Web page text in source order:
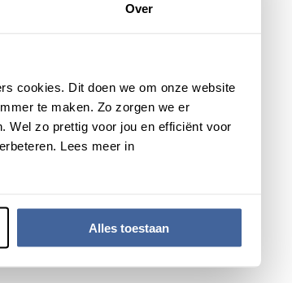
Over
cookies. Dit doen we om onze website
te maken. Zo zorgen we er
Wel zo prettig voor jou en efficiënt voor
Lees meer in
Alles toestaan
nodig. Vooral in en rond de steden
de vraag vanuit de zorg te kunnen